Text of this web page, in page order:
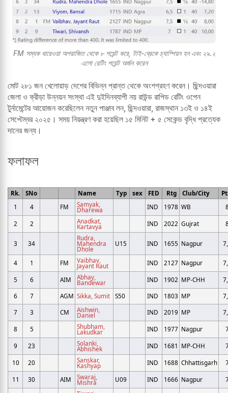
FM সম্যক ধারেওয়া অপরাজিত থেকে ৮ পয়েন্ট করে, টাই-ব্রেকে চ্যাম্পিয়ন হন এবং ২৯.২
এলো রেটিং পয়েন্ট অর্জন করেন
মোট ২৮১ জন খেলোয়াড় দেশের বিভিন্ন প্রান্ত থেকে অংশগ্রহণ করেন। ছিন্দওয়ারা
জেলা ও ক্রীড়া উন্নয়ন সংস্থা এই দুইদিনব্যাপী নয় রাউন্ড রাপিড রেটিং ওপেন
টুর্নামেন্টের আয়োজন করেছিলেন নতুন পাঞ্জাব লন, ছিন্দওয়ারা, রাজস্থান ১৩ই ও ১৪ই
সেপ্টেম্বর ২০২৫। সময় নিয়ন্ত্রণ করা হয়েছিল ১৫ মিনিট + ৫ সেকেন্ড বৃদ্ধি প্রত্যেক
দানের জন্য।
ফলাফল
Rk. SNo Name Typ sex FED Rtg Club/City
1
4 FM Samyak,
Dharewa IND 1978 WB
2 2 Anadkat,
Kartavya IND 2022 Gujrat
3 34
Rudra,
Mahendra
Dhole
U15 IND 1655 Nagpur
4 1 FM Vaibhav,
Jayant Raut IND 2127 Nagpur
5 6 AIM Abhay,
Bandewar IND 1902 MP-CHH
6
7 AGM Sikka, Sumit S50 IND 1803 MP
7
3 CM Aishwin,
Daniel IND 2019 MP
8 5 Shubham,
Lakudkar IND 1977 Nagpur
9 23 Solanki,
Abhishek IND 1681 MP-CHH
10 20 Sanskar,
Kashyap IND 1688 Chhattisgarh
11 30 AIM Swaraj,
Mishra U09 IND 1666 Nagpur